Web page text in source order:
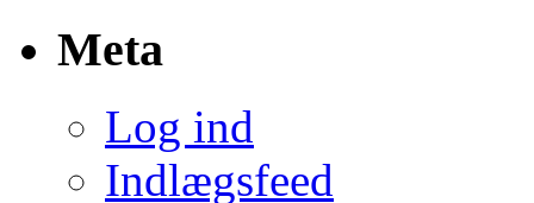
Meta
Log ind
Indlægsfeed